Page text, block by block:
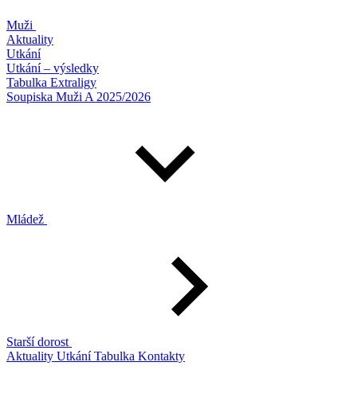
Muži
Aktuality
Utkání
Utkání – výsledky
Tabulka Extraligy
Soupiska Muži A 2025/2026
Mládež
Starší dorost
Aktuality UtkáníTabulka Kontakty